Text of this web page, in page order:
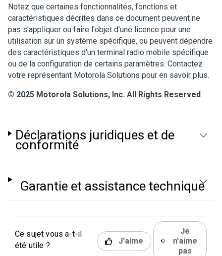
Notez que certaines fonctionnalités, fonctions et
caractéristiques décrites dans ce document peuvent ne
pas s'appliquer ou faire l'objet d'une licence pour une
utilisation sur un système spécifique, ou peuvent dépendre
des caractéristiques d'un terminal radio mobile spécifique
ou de la configuration de certains paramètres. Contactez
votre représentant Motorola Solutions pour en savoir plus.
© 2025 Motorola Solutions, Inc. All Rights Reserved
Déclarations juridiques et de
conformité
Garantie et assistance technique
Ce sujet vous a-t-il
été utile ?
J'aime
Je
n'aime
pas